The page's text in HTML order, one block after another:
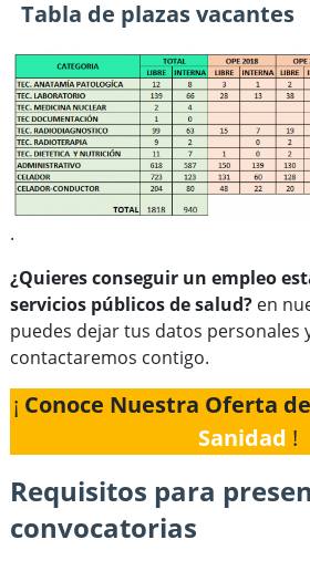
Tabla de plazas vacantes
.
¿Quieres conseguir un empleo
servicios públicos de salud?en
puedes dejar tus datos personales
contactaremos contigo.
¡ Conoce Nuestra Oferta de
Sanidad !
Requisitos para
convocatorias